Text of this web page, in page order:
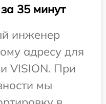
35 минут
инженер
адресу для
VISION. При
мы